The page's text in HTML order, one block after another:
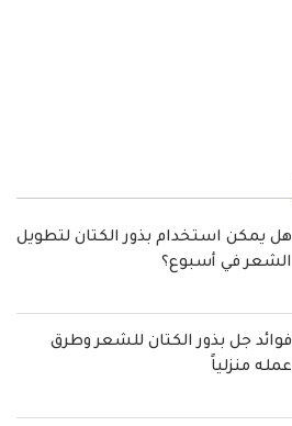
هل يمكن استخدام بذور الكتان لتطويل
الشعر في أسبوع؟
فوائد جل بذور الكتان للشعر وطرق
عمله منزلياً